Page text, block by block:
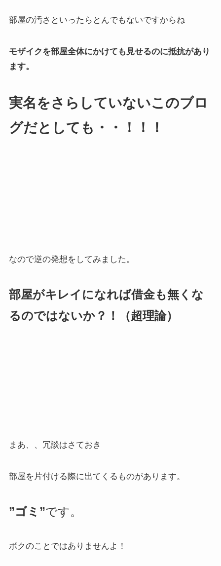
部屋の汚さといったらとんでもないですからね
モザイクを部屋全体にかけても見せるのに抵抗があり
ます。
実名をさらしていないこのブロ
グだとしても・・！！！
なので逆の発想をしてみました。
部屋がキレイになれば借金も無くな
るのではないか？！（超理論）
まあ、、冗談はさておき
部屋を片付ける際に出てくるものがあります。
”ゴミ”です。
ボクのことではありませんよ！